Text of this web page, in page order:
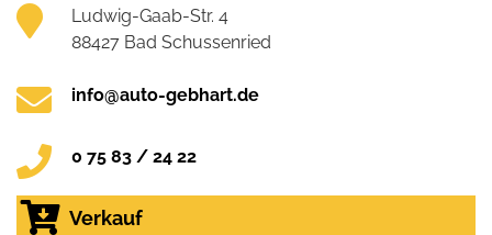
Ludwig-Gaab-Str. 4
88427 Bad Schussenried
info@auto-gebhart.de
0 75 83 / 24 22
Verkauf